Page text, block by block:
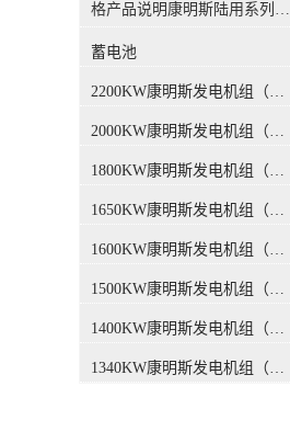
格产品说明康明斯陆用系列柴
一设计、生产和测试标准，为
式发电系统，在常载、备载以
及持续运行时都具有优异的性
能。➊ 符合ISO8528-2005和
GB/T2820-2009《往复式内燃
准。➋ 发电机组的设计及制造
ISO9002认证。➌ 康明斯提供1
负责发电机组整机保修，包括
发动机、发电机及控制系统。
➍ 遍布全国的专业服务网络为
客户提供24小时售后服务和技
蓄电池
2200KW康明斯发电机组（国三排放）
2000KW康明斯发电机组（国三排放）
1800KW康明斯发电机组（国三排放）
1650KW康明斯发电机组（国三排放）
1600KW康明斯发电机组（国三排放）
1500KW康明斯发电机组（国三排放）
1400KW康明斯发电机组（国三排放）
1340KW康明斯发电机组（国三排放）